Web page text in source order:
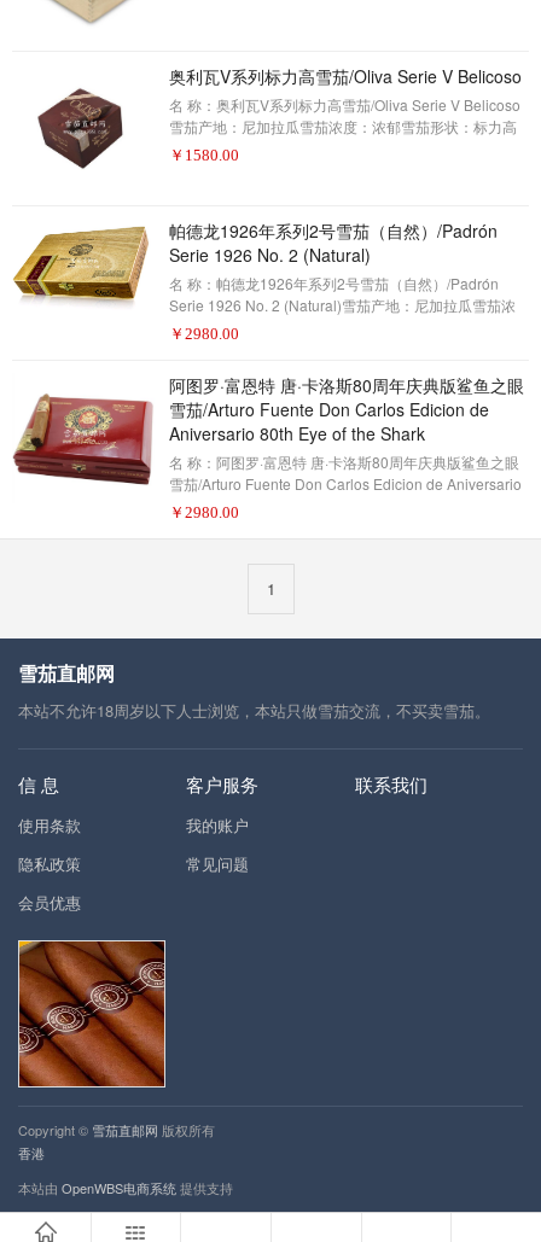
它不是古巴最大的品牌之一，但它有着悠久的历史和忠
诚的来自国际的追随者。可悲的是，玻利瓦尔家族中没
有多少尺寸可
奥利瓦V系列标力高雪茄/Oliva Serie V Belicoso
名 称：奥利瓦V系列标力高雪茄/Oliva Serie V Belicoso
雪茄产地：尼加拉瓜雪茄浓度：浓郁雪茄形状：标力高
雪茄尺寸：5 x 54包装数量：24制作方式：手工描 述：
杂，它的能力也令人印象深刻。十年后，我们发现了同
样优秀的产品。维持这样的质量和一致性是很困难的，
但考虑到这一点，甚至更多的是成就：奥利瓦已经被一
家大公司
￥ 1580.00
帕德龙1926年系列2号雪茄（自然）/Padrón
Serie 1926 No. 2 (Natural)
名 称：帕德龙1926年系列2号雪茄（自然）/Padrón
Serie 1926 No. 2 (Natural)雪茄产地：尼加拉瓜雪茄浓
度：中等-浓郁雪茄形状：标力高雪茄尺寸：5.50 x 52包
之前，考虑一下帕德龙的历史是很重要的。帕德龙曾三
次被评为年度最佳雪茄（目前的纪录保持者）。1926年
系列这支雪茄曾两度占据第二名。自2004年以来，雪茄
爱好者一直评选“年度雪茄”。因
￥ 2980.00
阿图罗·富恩特 唐·卡洛斯80周年庆典版鲨鱼之眼
雪茄/Arturo Fuente Don Carlos Edicion de
Aniversario 80th Eye of the Shark
名 称：阿图罗·富恩特 唐·卡洛斯80周年庆典版鲨鱼之眼
雪茄/Arturo Fuente Don Carlos Edicion de Aniversario
80th Eye of the Shark雪茄产地：多米尼加共和国雪茄浓
的 - 有趣的融合，创新的造型，有趣的故事 - 同时，仍然
￥ 2980.00
1
雪茄直邮网
本站不允许18周岁以下人士浏览，本站只做雪茄交流，不买卖雪茄。
信 息
使用条款
隐私政策
会员优惠
客户服务
我的账户
常见问题
联系我们
Copyright © 雪茄直邮网 版权所有
香港
本站由 OpenWBS电商系统提供支持